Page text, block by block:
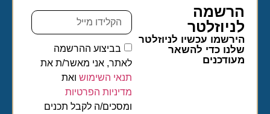
הרשמה
לניוזלטר​
הירשמו עכשיו לניוזלטר
שלנו כדי להשאר
מעודכנים
בביצוע ההרשמה
לאתר, אני מאשר/ת את
תנאי השימושואת
מדיניות הפרטיות
ומסכים/ה לקבל תכנים